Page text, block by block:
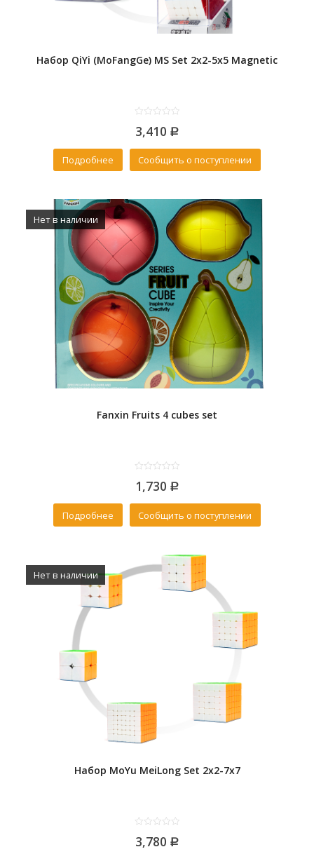
Набор QiYi (MoFangGe) MS Set 2x2-5x5 Magnetic
out
5
3,410 Р
Подробнее Сообщить о поступлении
Нет в наличии
Fanxin Fruits 4 cubes set
out
5
1,730 Р
Подробнее Сообщить о поступлении
Нет в наличии
Набор MoYu MeiLong Set 2x2-7x7
out
3,780 Р